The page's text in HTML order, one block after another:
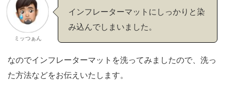
ミッつぁん
インフレーターマットにしっかりと染
み込んでしまいました。
なのでインフレーターマットを洗ってみましたので、洗っ
た方法などをお伝えいたします。